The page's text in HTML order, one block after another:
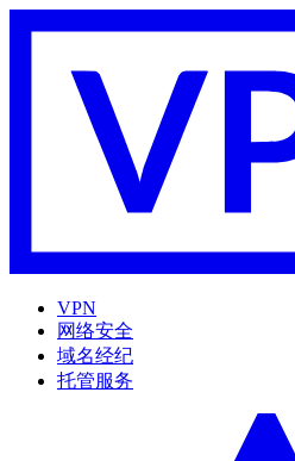
VPN
网络安全
域名经纪
托管服务